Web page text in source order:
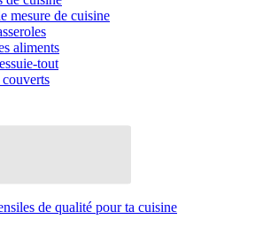
mesure de cuisine
aliments
tout
de qualité pour ta cuisine